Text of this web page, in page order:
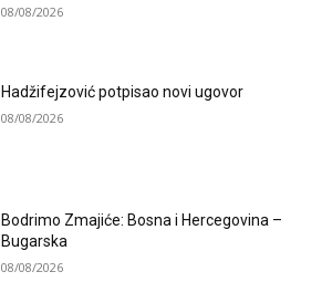
08/08/2026
Hadžifejzović potpisao novi ugovor
08/08/2026
Bodrimo Zmajiće: Bosna i Hercegovina –
Bugarska
08/08/2026